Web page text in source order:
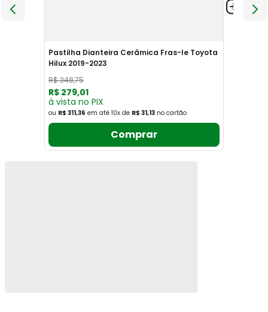
Pastilha Dianteira Cerâmica Fras-le Toyota
Hilux 2019-2023
R$348,75
R$ 279,01
à vista no PIX
ou R$ 311,36 em até 10x de R$ 31,13 no cartão
Comprar